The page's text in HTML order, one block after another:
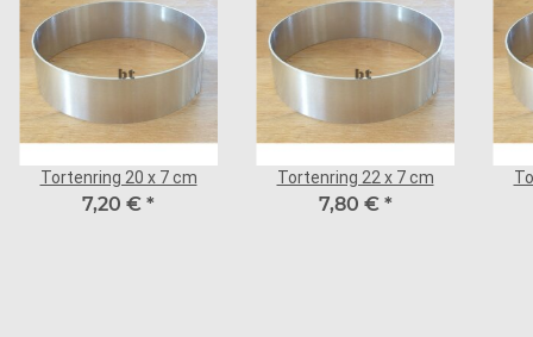
Tortenring 20 x 7 cm
7,20 € *
Tortenring 22 x 7 cm
7,80 € *